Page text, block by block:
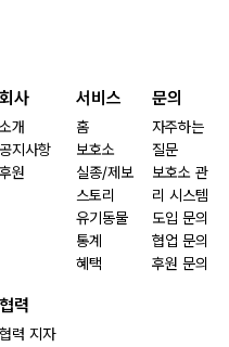
회사
소개
공지사항
후원
서비스
홈
보호소
실종/제보
스토리
유기동물
통계
혜택
문의
자주하는
질문
보호소 관
리 시스템
도입 문의
협업 문의
후원 문의
협력
협력 지자